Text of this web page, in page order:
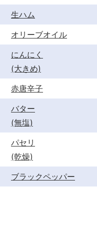
生ハム
オリーブオイル
にんにく
(大きめ)
赤唐辛子
バター
(無塩)
パセリ
(乾燥)
ブラックペッパー